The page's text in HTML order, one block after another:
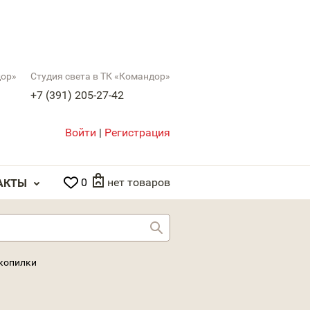
Студия света в ТК «Командор»
+7 (391) 205-27-42
Войти | Регистрация
0 нет товаров